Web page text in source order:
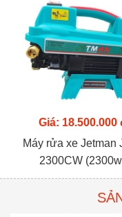
Giá: 18.500.000
Máy rửa xe Jetman
2300CW